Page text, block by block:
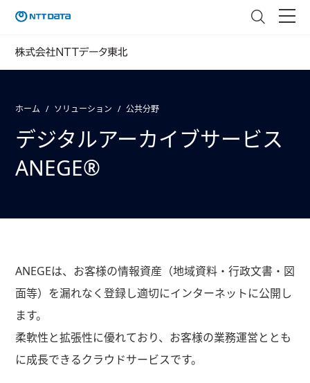
ホーム ソリューション 公共分野
デジタルアーカイブサービス
ANEGE®
ANEGEは、お客様の情報資産（地域資料・行政文書・図
面等）を漏れなく登録し適切にインターネットに公開し
ます。
柔軟性と拡張性に優れており、お客様の業務運営ととも
に成長できるクラウドサービスです。